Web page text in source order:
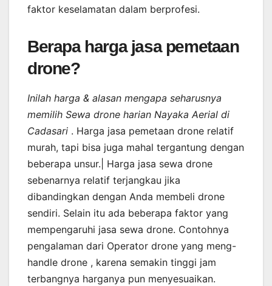
faktor keselamatan dalam berprofesi.
Berapa harga jasa pemetaan
drone?
Inilah harga & alasan mengapa seharusnya
memilih Sewa drone harian Nayaka Aerial di
Cadasari . Harga jasa pemetaan drone relatif
murah, tapi bisa juga mahal tergantung dengan
beberapa unsur.| Harga jasa sewa drone
sebenarnya relatif terjangkau jika
dibandingkan dengan Anda membeli drone
sendiri. Selain itu ada beberapa faktor yang
mempengaruhi jasa sewa drone. Contohnya
pengalaman dari Operator drone yang meng-
handle drone , karena semakin tinggi jam
terbangnya harganya pun menyesuaikan.